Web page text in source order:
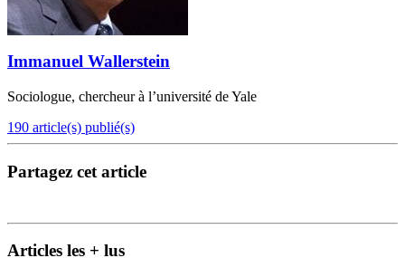
Immanuel Wallerstein
Sociologue, chercheur à l’université de Yale
190 article(s) publié(s)
Partagez cet article
Articles les + lus